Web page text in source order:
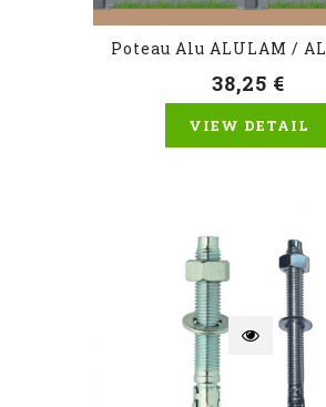
Poteau Alu ALULAM /
38,25 €
VIEW DETAIL